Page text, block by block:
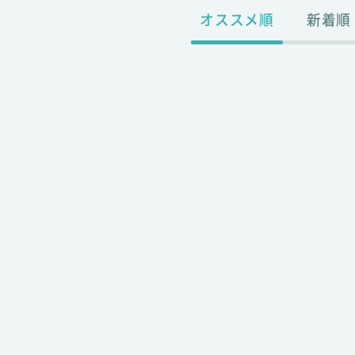
オススメ順 新着順